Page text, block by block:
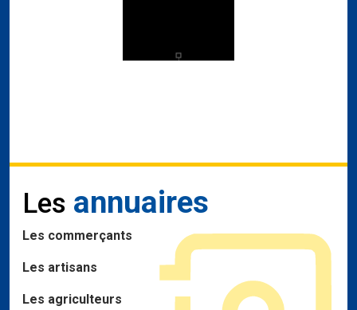
Les annuaires
Les commerçants
Les artisans
Les agriculteurs